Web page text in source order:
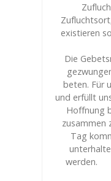
existieren
Die
beten. Für
und erfüllt
Hoffnung
zusammen
Tag